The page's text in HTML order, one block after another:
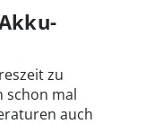
zu
schon mal
auch